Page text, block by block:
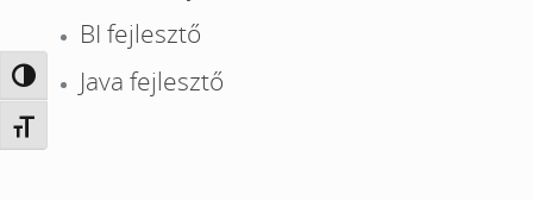
Nagy kontraszt váltása
Betűméret váltása
BI fejlesztő
Java fejlesztő